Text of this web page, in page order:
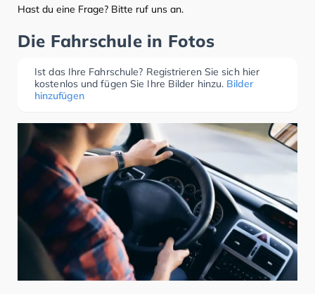
Hast du eine Frage? Bitte ruf uns an.
Die Fahrschule in Fotos
Ist das Ihre Fahrschule? Registrieren Sie sich hier
kostenlos und fügen Sie Ihre Bilder hinzu. Bilder
hinzufügen